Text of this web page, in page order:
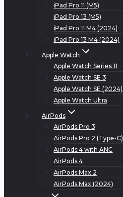
iPad Pro 11 (M5)
iPad Pro 13 (M5)
iPad Pro 11 M4 (2024)
iPad Pro 13 M4 (2024)
Apple Watch
Apple Watch Series 11
Apple Watch SE 3
Apple Watch SE (2024)
Apple Watch Ultra
AirPods
AirPods Pro 3
AirPods Pro 2 (Type-C)
AirPods 4 with ANC
AirPods 4
AirPods Max 2
AirPods Max (2024)